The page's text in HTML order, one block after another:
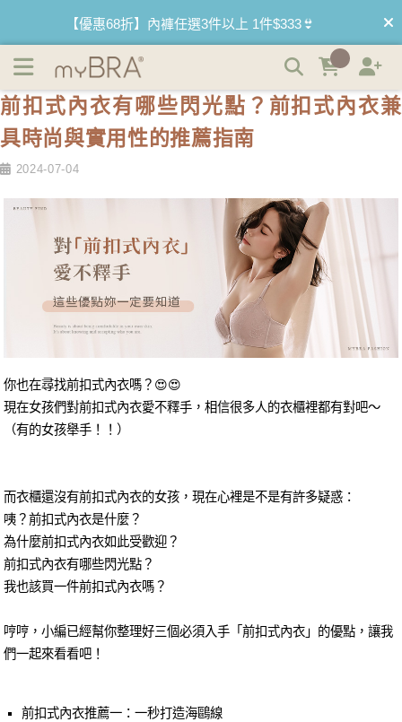
推薦指南 | myBRA 最懂妳的內衣品牌
【優惠68折】內褲任選3件以上 1件$333👙
【買內衣免運費】台灣滿1200運費0元🚛
【首購優惠】新客最高可折$150再免運❗
【父親節快樂】男內褲5件$999🧔
前扣式內衣有哪些閃光點？前扣式內衣兼
具時尚與實用性的推薦指南
2024-07-04
你也在尋找前扣式內衣嗎？😍😍
現在女孩們對前扣式內衣愛不釋手，相信很多人的衣櫃裡都有對吧～
（有的女孩舉手！！）
而衣櫃還沒有前扣式內衣的女孩，現在心裡是不是有許多疑惑：
咦？前扣式內衣是什麼？
為什麼前扣式內衣如此受歡迎？
前扣式內衣有哪些閃光點？
我也該買一件前扣式內衣嗎？
哼哼，小編已經幫你整理好三個必須入手「前扣式內衣」的優點，讓我
們一起來看看吧！
前扣式內衣推薦一：一秒打造海鷗線